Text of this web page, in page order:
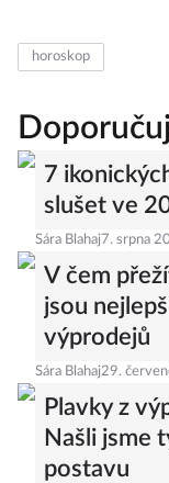
horoskop
7
slušet ve
Sára Blahaj 7. srpna
V čem
jsou
výprodejů
Sára Blahaj29.
Plavky z
Našli jsme
postavu